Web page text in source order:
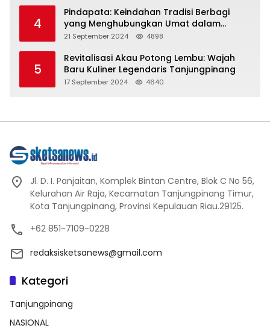
4
Pindapata: Keindahan Tradisi Berbagi
yang Menghubungkan Umat dalam
Spiritualitas dan Kebersamaan dalam
21 September 2024 4898
5
Revitalisasi Akau Potong Lembu: Wajah
Baru Kuliner Legendaris Tanjungpinang
17 September 2024 4640
Jl. D. I. Panjaitan, Komplek Bintan Centre, Blok C No 56,
Kelurahan Air Raja, Kecamatan Tanjungpinang Timur,
Kota Tanjungpinang, Provinsi Kepulauan Riau.29125.
+62 851-7109-0228
redaksisketsanews@gmail.com
Kategori
Tanjungpinang
NASIONAL